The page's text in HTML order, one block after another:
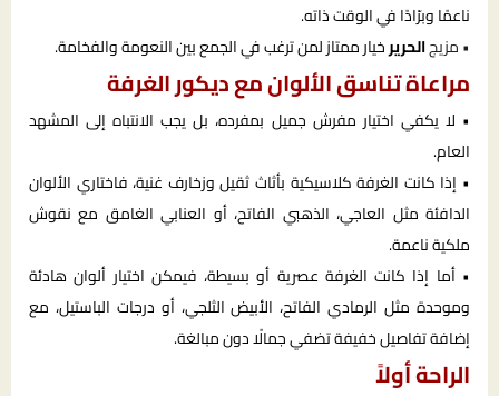
ناعمًا وبرّادًا في الوقت ذاته.
• مزيجالحريرخيار ممتاز لمن ترغب في الجمع بين النعومة والفخامة.
مراعاة تناسق الألوان مع ديكور الغرفة
• لا يكفي اختيار مفرش جميل بمفرده، بل يجب الانتباه إلى المشهد
العام.
• إذا كانت الغرفة كلاسيكية بأثاث ثقيل وزخارف غنية، فاختاري الألوان
الدافئة مثل العاجي، الذهبي الفاتح، أو العنابي الغامق مع نقوش
ملكية ناعمة.
• أما إذا كانت الغرفة عصرية أو بسيطة، فيمكن اختيار ألوان هادئة
وموحدة مثل الرمادي الفاتح، الأبيض الثلجي، أو درجات الباستيل، مع
إضافة تفاصيل خفيفة تضفي جمالًا دون مبالغة.
الراحة أولاً